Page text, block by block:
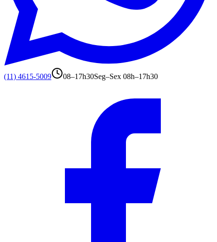
(11) 4615-5009 08–17h30Seg–Sex 08h–17h30